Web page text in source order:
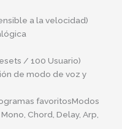
a la velocidad)
/ 100 Usuario)
de modo de voz y
favoritosModos
Chord, Delay, Arp,